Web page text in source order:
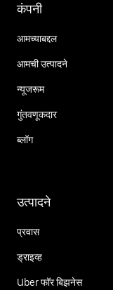
कंपनी
आमच्याबद्दल
आमची उत्पादने
न्यूजरूम
गुंतवणूकदार
ब्लॉग
उत्पादने
प्रवास
ड्राइव्ह
Uber फॉर बिझनेस